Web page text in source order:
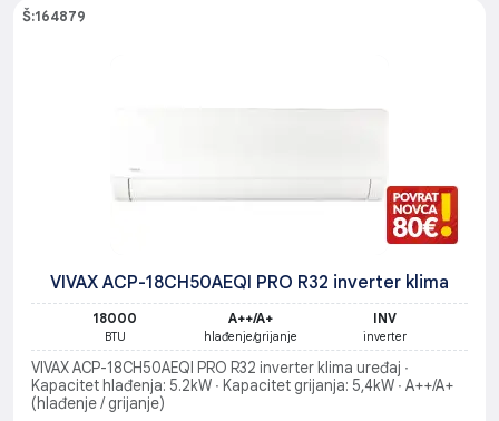
Š:164879
VIVAX ACP-18CH50AEQI PRO R32 inverter klima
18000
BTU
A++/A+
hlađenje/grijanje
INV
inverter
VIVAX ACP-18CH50AEQI PRO R32 inverter klima uređaj ∙
Kapacitet hlađenja: 5.2kW ∙ Kapacitet grijanja: 5,4kW ∙ A++/A+
(hlađenje / grijanje)